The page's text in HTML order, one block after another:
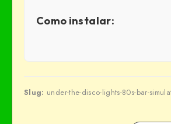
Como instalar:
Slug: under-the-disco-lights-80s-bar-